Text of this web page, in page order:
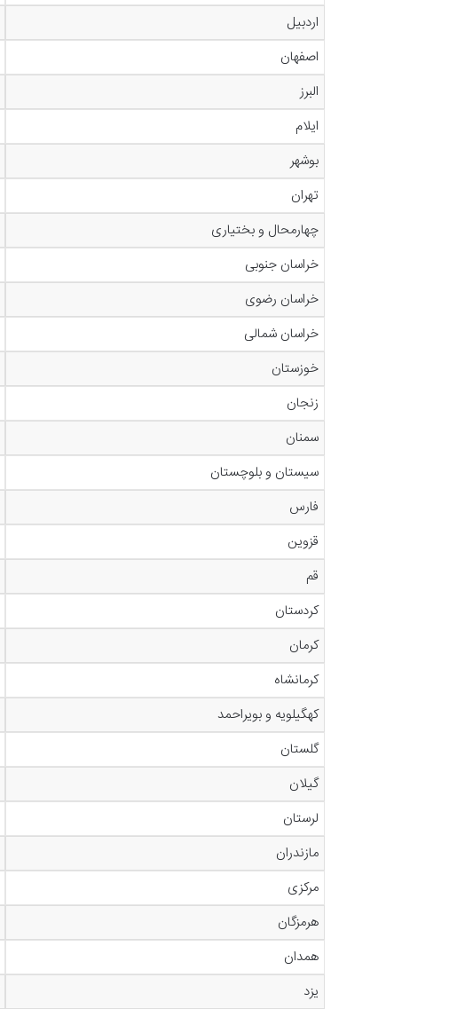
اردبیل
اصفهان
البرز
ایلام
بوشهر
تهران
چهارمحال و بختیاری
خراسان جنوبی
خراسان رضوی
خراسان شمالی
خوزستان
زنجان
سمنان
سیستان و بلوچستان
فارس
قزوین
قم
کردستان
کرمان
کرمانشاه
کهگیلویه و بویراحمد
گلستان
گیلان
لرستان
مازندران
مرکزی
هرمزگان
همدان
یزد